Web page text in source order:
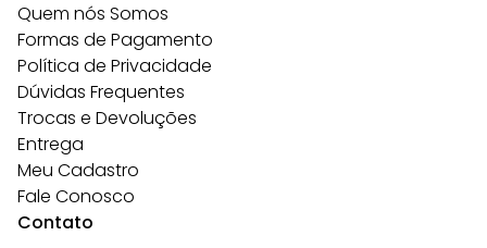
Quem nós Somos
Formas de Pagamento
Política de Privacidade
Dúvidas Frequentes
Trocas e Devoluções
Entrega
Meu Cadastro
Fale Conosco
Contato